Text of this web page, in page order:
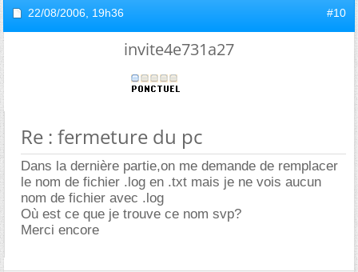
22/08/2006, 19h36 #10
invite4e731a27
Re : fermeture du pc
Dans la dernière partie,on me demande de remplacer
le nom de fichier .log en .txt mais je ne vois aucun
nom de fichier avec .log
Où est ce que je trouve ce nom svp?
Merci encore